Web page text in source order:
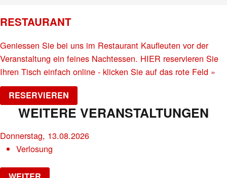
RESTAURANT
Geniessen Sie bei uns im Restaurant Kaufleuten vor der
Veranstaltung ein feines Nachtessen. HIER reservieren Sie
Ihren Tisch einfach online - klicken Sie auf das rote Feld »
RESERVIEREN
WEITERE VERANSTALTUNGEN
Donnerstag, 13.08.2026
Verlosung